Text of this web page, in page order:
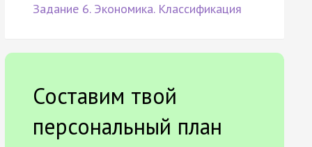
Задание 6. Экономика. Классификация
Составим твой
персональный план